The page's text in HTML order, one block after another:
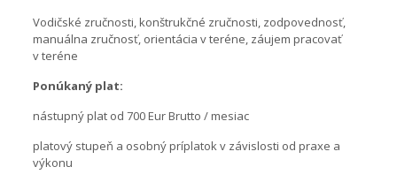
Vodičské zručnosti, konštrukčné zručnosti, zodpovednosť,
manuálna zručnosť, orientácia v teréne, záujem pracovať
v teréne
Ponúkaný plat:
nástupný plat od 700 Eur Brutto / mesiac
platový stupeň a osobný príplatok v závislosti od praxe a
výkonu